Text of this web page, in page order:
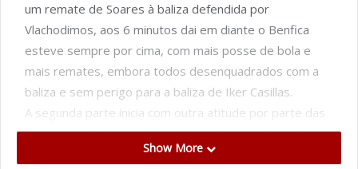
um remate de Soares à baliza defendida por
Vlachodimos, aos 6 minutos dai em diante o Benfica
esteve sempre por cima, com mais posse de bola e
mais remates, embora todos desenquadrados com a
baliza e sem perigo para a baliza de Iker Casillas.
A segunda parte inicia com outra atitude por parte das
equipas, o Benfica cresceu na partida, usando as alas
para chegar a baliza adversaria até que surge o golo
Show More